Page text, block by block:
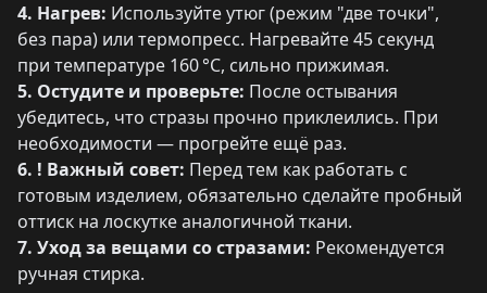
4. Нагрев: Используйте утюг (режим "две точки",
без пара) или термопресс. Нагревайте 45 секунд
при температуре 160 °C, сильно прижимая.
5. Остудите и проверьте: После остывания
убедитесь, что стразы прочно приклеились. При
необходимости — прогрейте ещё раз.
6. ! Важный совет: Перед тем как работать с
готовым изделием, обязательно сделайте пробный
оттиск на лоскутке аналогичной ткани.
7. Уход за вещами со стразами: Рекомендуется
ручная стирка.